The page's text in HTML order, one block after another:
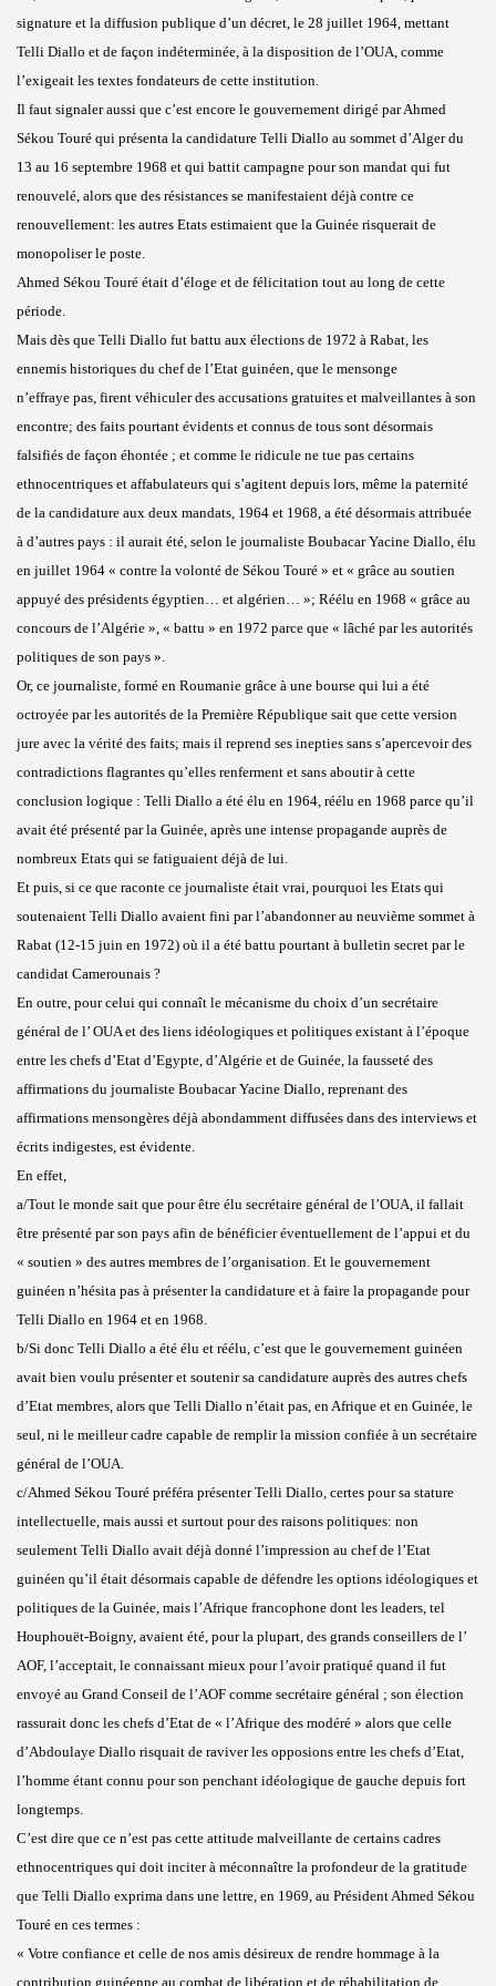
signature et la diffusion publique d’un décret, le 28 juillet 1964, mettant
Telli Diallo et de façon indéterminée, à la disposition de l’OUA, comme
l’exigeait les textes fondateurs de cette institution.
Il faut signaler aussi que c’est encore le gouvernement dirigé par Ahmed
Sékou Touré qui présenta la candidature Telli Diallo au sommet d’Alger du
13 au 16 septembre 1968 et qui battit campagne pour son mandat qui fut
renouvelé, alors que des résistances se manifestaient déjà contre ce
renouvellement: les autres Etats estimaient que la Guinée risquerait de
monopoliser le poste.
Ahmed Sékou Touré était d’éloge et de félicitation tout au long de cette
période.
Mais dès que Telli Diallo fut battu aux élections de 1972 à Rabat, les
ennemis historiques du chef de l’Etat guinéen, que le mensonge
n’effraye pas, firent véhiculer des accusations gratuites et malveillantes à son
encontre; des faits pourtant évidents et connus de tous sont désormais
falsifiés de façon éhontée ; et comme le ridicule ne tue pas certains
ethnocentriques et affabulateurs qui s’agitent depuis lors, même la paternité
de la candidature aux deux mandats, 1964 et 1968, a été désormais attribuée
à d’autres pays : il aurait été, selon le journaliste Boubacar Yacine Diallo, élu
en juillet 1964 « contre la volonté de Sékou Touré » et « grâce au soutien
appuyé des présidents égyptien… et algérien… »; Réélu en 1968 « grâce au
concours de l’Algérie », « battu » en 1972 parce que « lâché par les autorités
politiques de son pays ».
Or, ce journaliste, formé en Roumanie grâce à une bourse qui lui a été
octroyée par les autorités de la Première République sait que cette version
jure avec la vérité des faits; mais il reprend ses inepties sans s’apercevoir des
contradictions flagrantes qu’elles renferment et sans aboutir à cette
conclusion logique : Telli Diallo a été élu en 1964, réélu en 1968 parce qu’il
avait été présenté par la Guinée, après une intense propagande auprès de
nombreux Etats qui se fatiguaient déjà de lui.
Et puis, si ce que raconte ce journaliste était vrai, pourquoi les Etats qui
soutenaient Telli Diallo avaient fini par l’abandonner au neuvième sommet à
Rabat (12-15 juin en 1972) où il a été battu pourtant à bulletin secret par le
candidat Camerounais ?
En outre, pour celui qui connaît le mécanisme du choix d’un secrétaire
général de l’ OUA et des liens idéologiques et politiques existant à l’époque
entre les chefs d’Etat d’Egypte, d’Algérie et de Guinée, la fausseté des
affirmations du journaliste Boubacar Yacine Diallo, reprenant des
affirmations mensongères déjà abondamment diffusées dans des interviews et
écrits indigestes, est évidente.
En effet,
a/Tout le monde sait que pour être élu secrétaire général de l’OUA, il fallait
être présenté par son pays afin de bénéficier éventuellement de l’appui et du
« soutien » des autres membres de l’organisation. Et le gouvernement
guinéen n’hésita pas à présenter la candidature et à faire la propagande pour
Telli Diallo en 1964 et en 1968.
b/Si donc Telli Diallo a été élu et réélu, c’est que le gouvernement guinéen
avait bien voulu présenter et soutenir sa candidature auprès des autres chefs
d’Etat membres, alors que Telli Diallo n’était pas, en Afrique et en Guinée, le
seul, ni le meilleur cadre capable de remplir la mission confiée à un secrétaire
général de l’OUA.
c/Ahmed Sékou Touré préféra présenter Telli Diallo, certes pour sa stature
intellectuelle, mais aussi et surtout pour des raisons politiques: non
seulement Telli Diallo avait déjà donné l’impression au chef de l’Etat
guinéen qu’il était désormais capable de défendre les options idéologiques et
politiques de la Guinée, mais l’Afrique francophone dont les leaders, tel
Houphouët-Boigny, avaient été, pour la plupart, des grands conseillers de l’
AOF, l’acceptait, le connaissant mieux pour l’avoir pratiqué quand il fut
envoyé au Grand Conseil de l’AOF comme secrétaire général ; son élection
rassurait donc les chefs d’Etat de « l’Afrique des modéré » alors que celle
d’Abdoulaye Diallo risquait de raviver les opposions entre les chefs d’Etat,
l’homme étant connu pour son penchant idéologique de gauche depuis fort
longtemps.
C’est dire que ce n’est pas cette attitude malveillante de certains cadres
ethnocentriques qui doit inciter à méconnaître la profondeur de la gratitude
que Telli Diallo exprima dans une lettre, en 1969, au Président Ahmed Sékou
Touré en ces termes :
« Votre confiance et celle de nos amis désireux de rendre hommage à la
contribution guinéenne au combat de libération et de réhabilitation de